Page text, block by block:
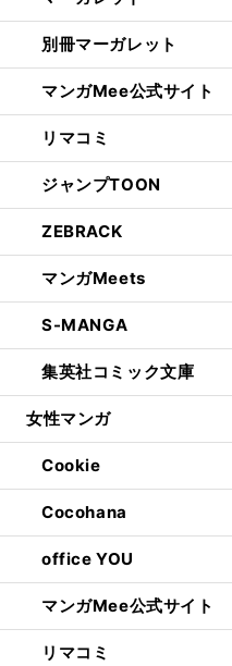
別冊マーガレット
マンガMee公式サイト
リマコミ
ジャンプTOON
ZEBRACK
マンガMeets
S-MANGA
集英社コミック文庫
女性マンガ
Cookie
Cocohana
office YOU
マンガMee公式サイト
リマコミ